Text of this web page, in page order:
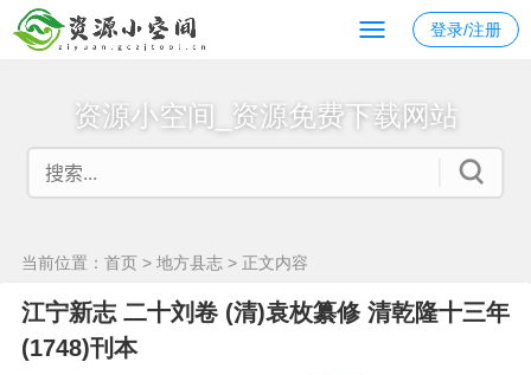
登录/注册
资源小空间_资源免费下载网站
当前位置： 首页 > 地方县志 > 正文内容
江宁新志 二十刘卷 (清)袁枚纂修 清乾隆十三年
(1748)刊本